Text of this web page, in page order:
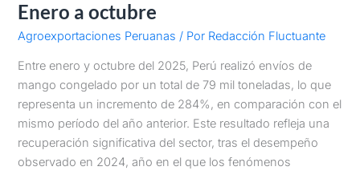
Enero a octubre
Agroexportaciones Peruanas / Por Redacción Fluctuante
Entre enero y octubre del 2025, Perú realizó envíos de
mango congelado por un total de 79 mil toneladas, lo que
representa un incremento de 284%, en comparación con el
mismo período del año anterior. Este resultado refleja una
recuperación significativa del sector, tras el desempeño
observado en 2024, año en el que los fenómenos